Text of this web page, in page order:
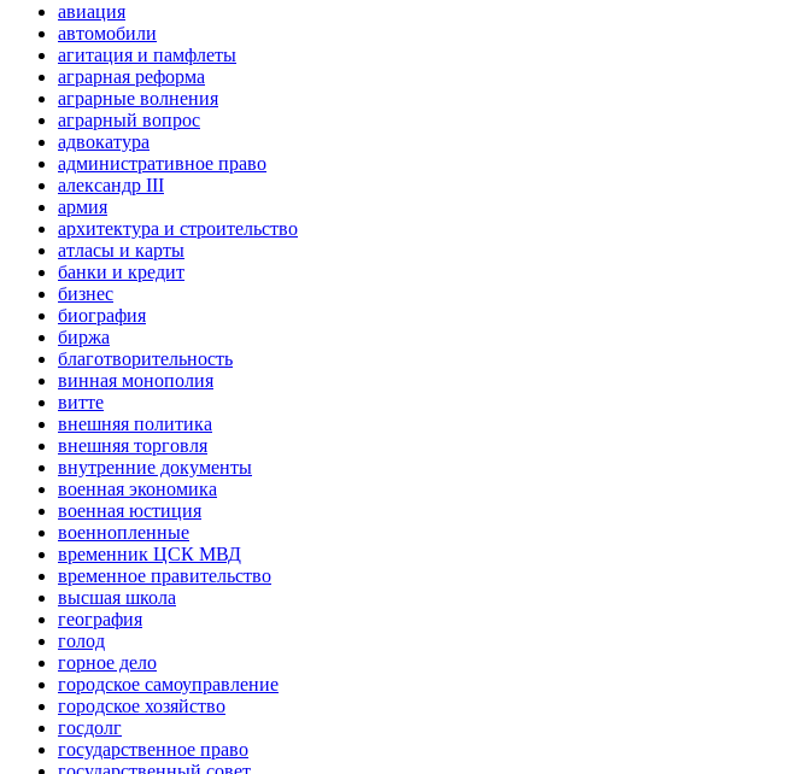
авиация
автомобили
агитация и памфлеты
аграрная реформа
аграрные волнения
аграрный вопрос
адвокатура
административное право
александр III
армия
архитектура и строительство
атласы и карты
банки и кредит
бизнес
биография
биржа
благотворительность
винная монополия
витте
внешняя политика
внешняя торговля
внутренние документы
военная экономика
военная юстиция
военнопленные
временник ЦСК МВД
временное правительство
высшая школа
география
голод
горное дело
городское самоуправление
городское хозяйство
госдолг
государственное право